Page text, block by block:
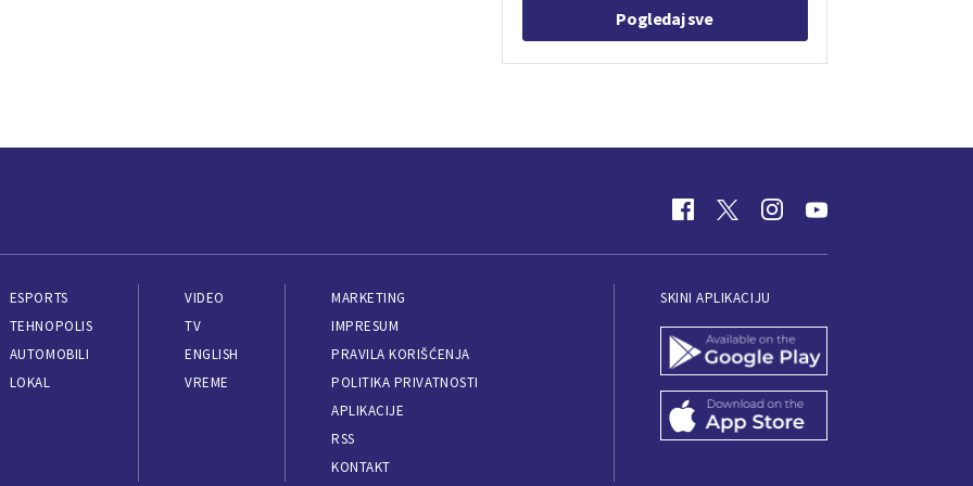
Pogledaj sve
ESPORTS
TEHNOPOLIS
AUTOMOBILI
LOKAL
VIDEO
TV
ENGLISH
VREME
MARKETING
IMPRESUM
PRAVILA KORIŠĆENJA
POLITIKA PRIVATNOSTI
APLIKACIJE
RSS
KONTAKT
SKINI APLIKACIJU